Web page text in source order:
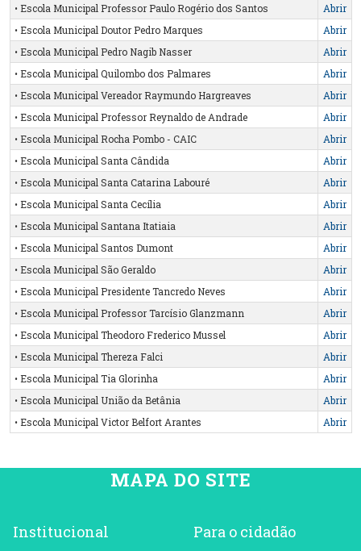
• Escola Municipal Professor Paulo Rogério dos Santos
Abrir
• Escola Municipal Doutor Pedro Marques
Abrir
• Escola Municipal Pedro Nagib Nasser
Abrir
• Escola Municipal Quilombo dos Palmares
Abrir
• Escola Municipal Vereador Raymundo Hargreaves
Abrir
• Escola Municipal Professor Reynaldo de Andrade
Abrir
• Escola Municipal Rocha Pombo - CAIC
Abrir
• Escola Municipal Santa Cândida
Abrir
• Escola Municipal Santa Catarina Labouré
Abrir
• Escola Municipal Santa Cecília
Abrir
• Escola Municipal Santana Itatiaia
Abrir
• Escola Municipal Santos Dumont
Abrir
• Escola Municipal São Geraldo
Abrir
• Escola Municipal Presidente Tancredo Neves
Abrir
• Escola Municipal Professor Tarcísio Glanzmann
Abrir
• Escola Municipal Theodoro Frederico Mussel
Abrir
• Escola Municipal Thereza Falci
Abrir
• Escola Municipal Tia Glorinha
Abrir
• Escola Municipal União da Betânia
Abrir
• Escola Municipal Victor Belfort Arantes
Abrir
MAPA DO SITE
Institucional Para o cidadão